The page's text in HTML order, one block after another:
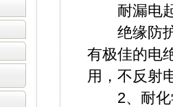
耐漏电起
绝缘防护
有极佳的电
用，不反射
2、耐化